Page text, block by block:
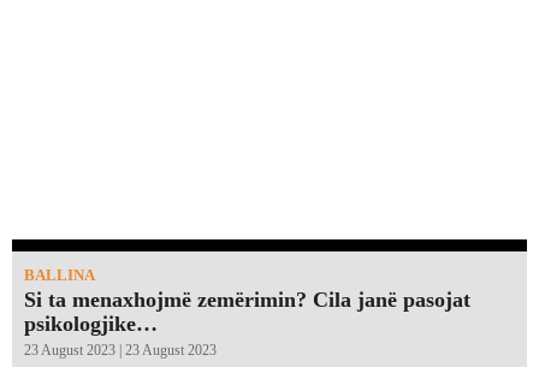
BALLINA
Si ta menaxhojmë zemërimin? Cila janë pasojat
psikologjike…
23 August 2023 | 23 August 2023